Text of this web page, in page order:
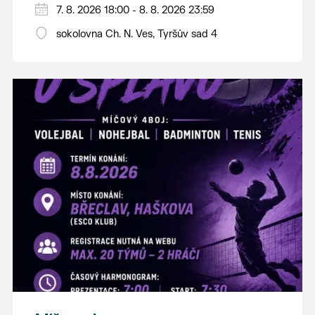
PÁTEK 7. srpna
18:00 - ruční stavění máje
14:00 - krojový průvod pro stárky od
hostince “U Buvola”
16:00 - odpolední zábava na sokolovně
21:00 - večerní zábava
K tanci a poslechu bude hrát DH
Lanžhotčané.
Těšíme se na Vás!
7. 8. 2026 18:00 - 8. 8. 2026 23:59
sokolovna Ch. N. Ves, Tyršův sad 4